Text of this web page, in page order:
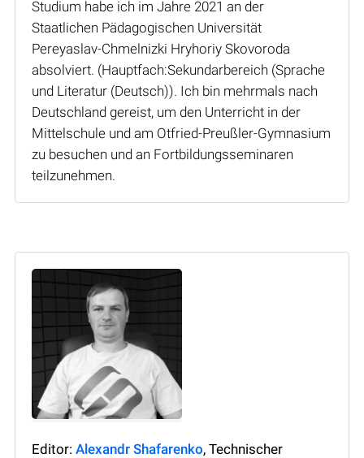
Studium habe ich im Jahre 2021 an der
Staatlichen Pädagogischen Universität
Pereyaslav-Chmelnizki Hryhoriy Skovoroda
absolviert. (Hauptfach:Sekundarbereich (Sprache
und Literatur (Deutsch)). Ich bin mehrmals nach
Deutschland gereist, um den Unterricht in der
Mittelschule und am Otfried-Preußler-Gymnasium
zu besuchen und an Fortbildungsseminaren
teilzunehmen.
Editor: Alexandr Shafarenko, Technischer